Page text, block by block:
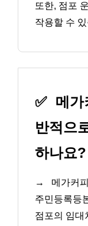
또한, 점포
작용할 수
✅ 메가
반적으
하나요?
→
메가커
주민등록등
점포의 임대